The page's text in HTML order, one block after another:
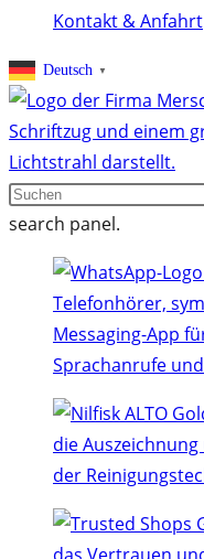
Kontakt & Anfahrt
Deutsch ▼
search panel.